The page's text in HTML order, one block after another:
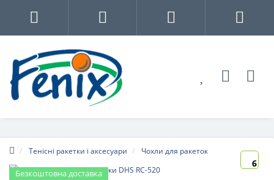
Тенісні ракетки і аксесуари Чохли для ракеток
Безкоштовна доставка
6